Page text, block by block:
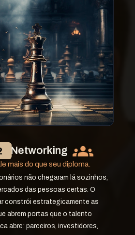
Networking
mais do que seu diploma.
não chegaram lá sozinhos,
das pessoas certas. O
constrói estrategicamente as
abrem portas que o talento
abre: parceiros, investidores,